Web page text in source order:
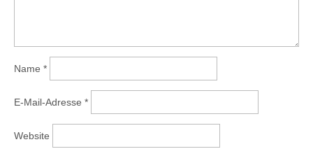
Name *
E-Mail-Adresse *
Website